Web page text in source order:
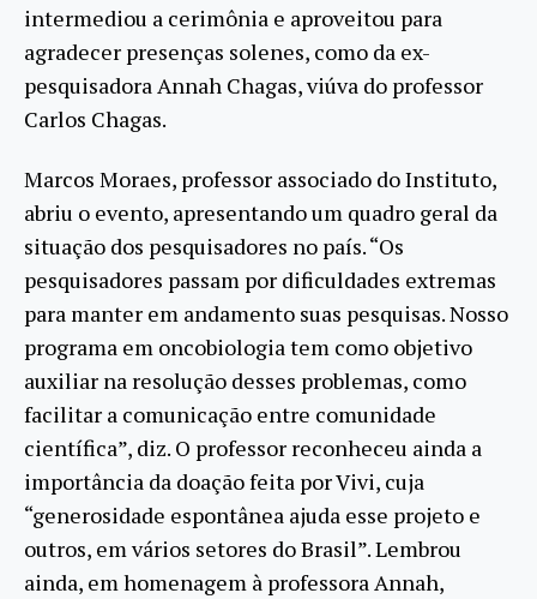
intermediou a cerimônia e aproveitou para
agradecer presenças solenes, como da ex-
pesquisadora Annah Chagas, viúva do professor
Carlos Chagas.
Marcos Moraes, professor associado do Instituto,
abriu o evento, apresentando um quadro geral da
situação dos pesquisadores no país. “Os
pesquisadores passam por dificuldades extremas
para manter em andamento suas pesquisas. Nosso
programa em oncobiologia tem como objetivo
auxiliar na resolução desses problemas, como
facilitar a comunicação entre comunidade
científica”, diz. O professor reconheceu ainda a
importância da doação feita por Vivi, cuja
“generosidade espontânea ajuda esse projeto e
outros, em vários setores do Brasil”. Lembrou
ainda, em homenagem à professora Annah,